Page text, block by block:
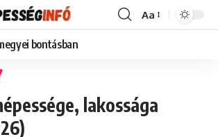
Font
Aa
bontásban
lakossága